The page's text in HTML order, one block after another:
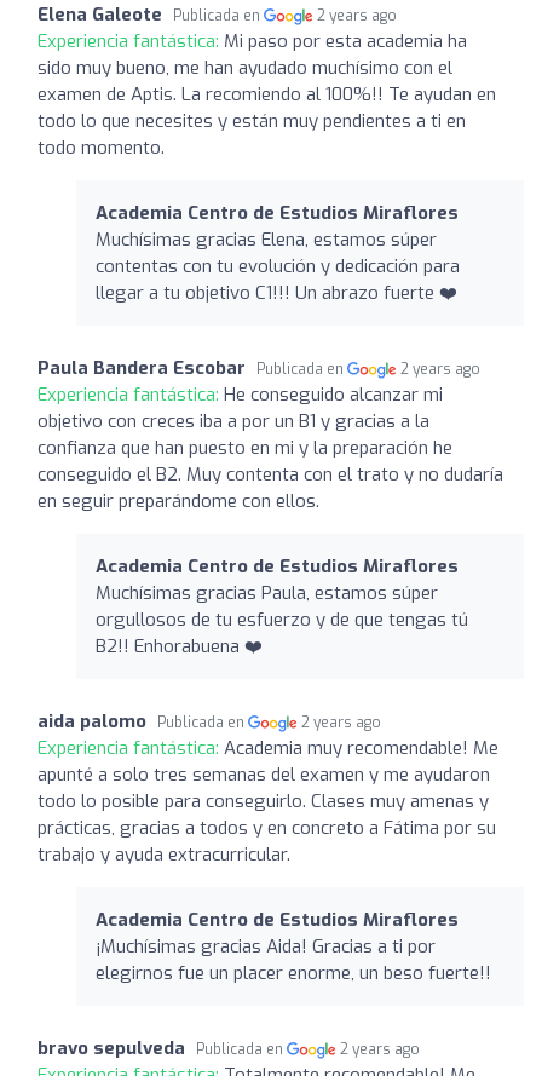
Elena Galeote Publicada en 2 years ago
Experiencia fantástica: Mi paso por esta academia ha
sido muy bueno, me han ayudado muchísimo con el
examen de Aptis. La recomiendo al 100%!! Te ayudan en
todo lo que necesites y están muy pendientes a ti en
todo momento.
Academia Centro de Estudios Miraflores
Muchísimas gracias Elena, estamos súper
contentas con tu evolución y dedicación para
llegar a tu objetivo C1!!! Un abrazo fuerte ❤️
Paula Bandera Escobar Publicada en 2 years ago
Experiencia fantástica: He conseguido alcanzar mi
objetivo con creces iba a por un B1 y gracias a la
confianza que han puesto en mi y la preparación he
conseguido el B2. Muy contenta con el trato y no dudaría
en seguir preparándome con ellos.
Academia Centro de Estudios Miraflores
Muchísimas gracias Paula, estamos súper
orgullosos de tu esfuerzo y de que tengas tú
B2!! Enhorabuena ❤️
aida palomo Publicada en 2 years ago
Experiencia fantástica: Academia muy recomendable! Me
apunté a solo tres semanas del examen y me ayudaron
todo lo posible para conseguirlo. Clases muy amenas y
prácticas, gracias a todos y en concreto a Fátima por su
trabajo y ayuda extracurricular.
Academia Centro de Estudios Miraflores
¡Muchísimas gracias Aida! Gracias a ti por
elegirnos fue un placer enorme, un beso fuerte!!
bravo sepulveda Publicada en 2 years ago